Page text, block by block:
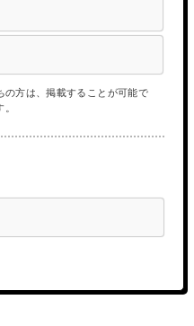
方は、掲載することが可能で